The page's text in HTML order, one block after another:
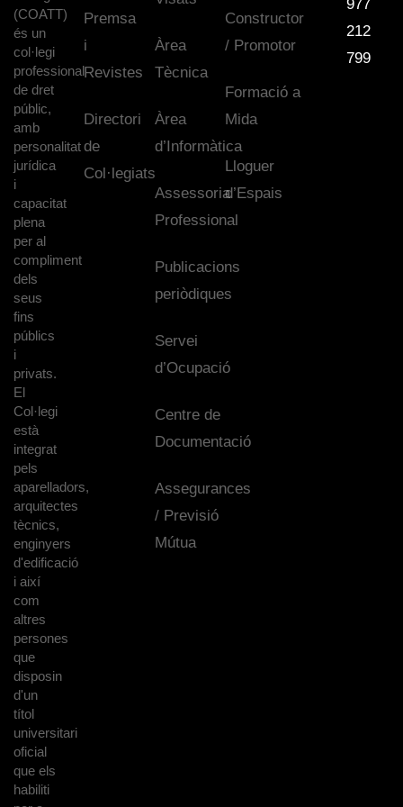
(COATT)
és un
col·legi
professional
de dret
públic,
amb
personalitat
jurídica
i
capacitat
plena
per al
compliment
dels
seus
fins
públics
i
privats.
El
Col·legi
està
integrat
pels
aparelladors,
arquitectes
tècnics,
enginyers
d'edificació
i així
com
altres
persones
que
disposin
d'un
títol
universitari
oficial
que els
habiliti
Premsa
i
Revistes
Directori
de
Col·legiats
Àrea
Tècnica
Àrea
d’Informàtica
Assessoria
Professional
Publicacions
periòdiques
Servei
d’Ocupació
Centre de
Documentació
Assegurances
/ Previsió
Mútua
Constructor
/ Promotor
Formació a
Mida
Lloguer
d’Espais
977
212
799